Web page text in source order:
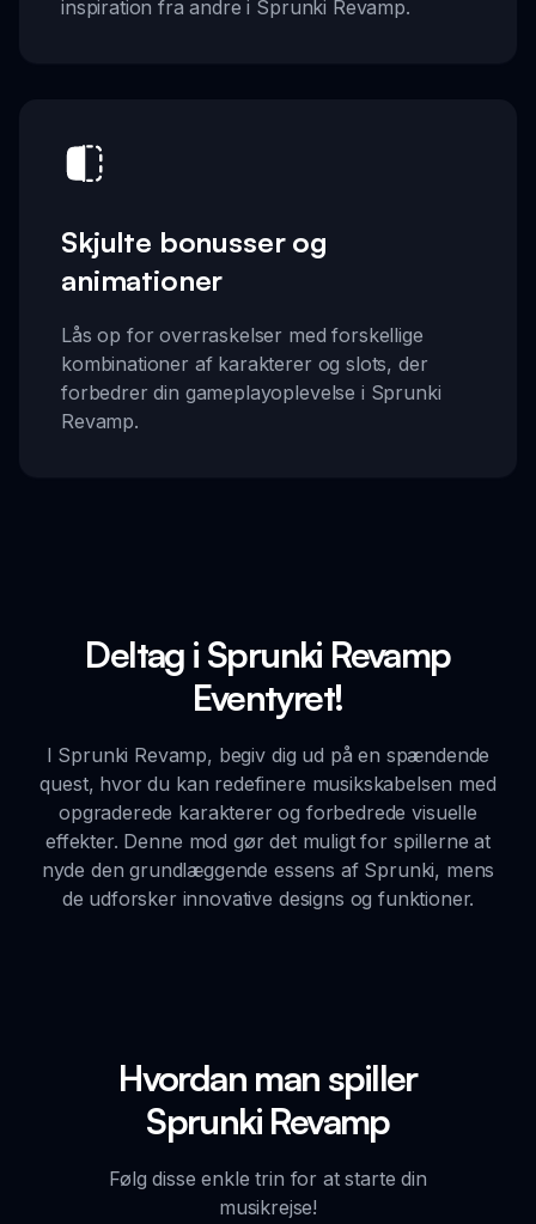
inspiration fra andre i Sprunki Revamp.
Skjulte bonusser og
animationer
Lås op for overraskelser med forskellige
kombinationer af karakterer og slots, der
forbedrer din gameplayoplevelse i Sprunki
Revamp.
Deltag i Sprunki Revamp
Eventyret!
I Sprunki Revamp, begiv dig ud på en spændende
quest, hvor du kan redefinere musikskabelsen med
opgraderede karakterer og forbedrede visuelle
effekter. Denne mod gør det muligt for spillerne at
nyde den grundlæggende essens af Sprunki, mens
de udforsker innovative designs og funktioner.
Hvordan man spiller
Sprunki Revamp
Følg disse enkle trin for at starte din
musikrejse!